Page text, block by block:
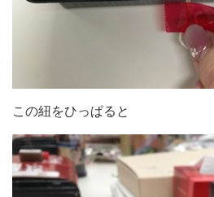
この紐をひっぱると